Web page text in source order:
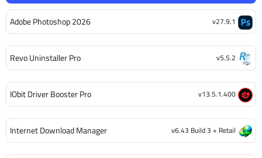
Adobe Photoshop 2026 v27.9.1
Revo Uninstaller Pro v5.5.2
IObit Driver Booster Pro v13.5.1.400
Internet Download Manager v6.43 Build 3 + Retail